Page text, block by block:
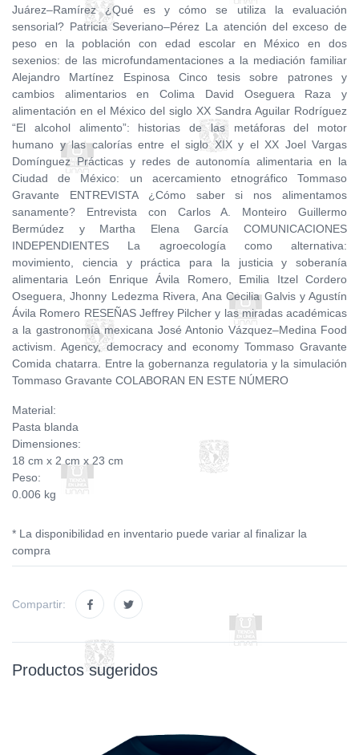
Juárez–Ramírez ¿Qué es y cómo se utiliza la evaluación
sensorial? Patricia Severiano–Pérez La atención del exceso de
peso en la población con edad escolar en México en dos
sexenios: de las microfundamentaciones a la mediación familiar
Alejandro Martínez Espinosa Cinco tesis sobre patrones y
cambios alimentarios en Colima David Oseguera Raza y
alimentación en el México del siglo XX Sandra Aguilar Rodríguez
“El alcohol alimento”: historias de las metáforas del motor
humano y las calorías entre el siglo XIX y el XX Joel Vargas
Domínguez Prácticas y redes de autonomía alimentaria en la
Ciudad de México: un acercamiento etnográfico Tommaso
Gravante ENTREVISTA ¿Cómo saber si nos alimentamos
sanamente? Entrevista con Carlos A. Monteiro Guillermo
Bermúdez y Martha Elena García COMUNICACIONES
INDEPENDIENTES La agroecología como alternativa:
movimiento, ciencia y práctica para la justicia y soberanía
alimentaria León Enrique Ávila Romero, Emilia Itzel Cordero
Oseguera, Jhonny Ledezma Rivera, Ana Cecilia Galvis y Agustín
Ávila Romero RESEÑAS Jeffrey Pilcher y las miradas académicas
a la gastronomía mexicana José Antonio Vázquez–Medina Food
activism. Agency, democracy and economy Tommaso Gravante
Comida chatarra. Entre la gobernanza regulatoria y la simulación
Tommaso Gravante COLABORAN EN ESTE NÚMERO
Material:
Pasta blanda
Dimensiones:
18 cm x 2 cm x 23 cm
Peso:
0.006 kg
* La disponibilidad en inventario puede variar al finalizar la
compra
Compartir:
Productos sugeridos